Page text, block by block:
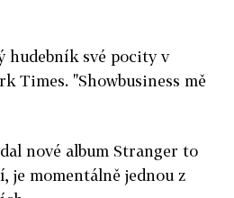
hudebník své pocity v
Times. "Showbusiness mě
nové album Stranger to
je momentálně jednou z